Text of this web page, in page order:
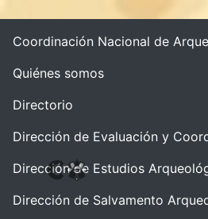
Coordinación Nacional de
Quiénes somos
Directorio
Dirección de Evaluación y
Dirección de Estudios
Dirección de Salvamento